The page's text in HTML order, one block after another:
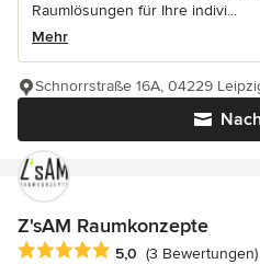
Raumlösungen für Ihre indivi...
Mehr
Schnorrstraße 16A, 04229
Z'sAM Raumkonzepte
Durchschnittliche Bewertung: 5
5,0 (3 Bewertungen)